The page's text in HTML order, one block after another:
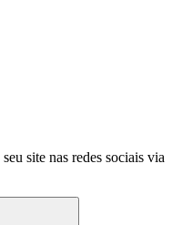
site nas redes sociais via